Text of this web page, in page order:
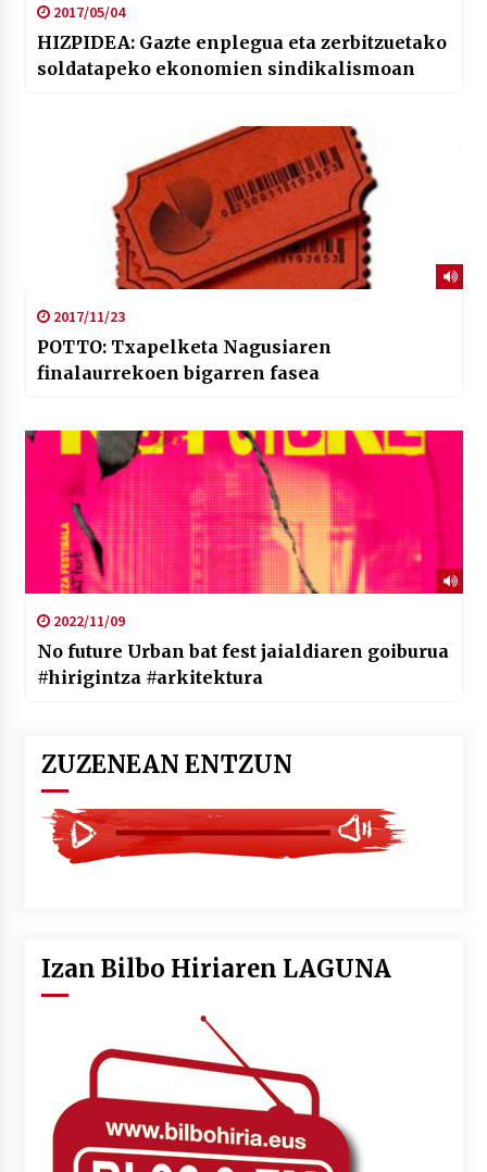
2017/05/04
HIZPIDEA: Gazte enplegua eta zerbitzuetako
soldatapeko ekonomien sindikalismoan
2017/11/23
POTTO: Txapelketa Nagusiaren
finalaurrekoen bigarren fasea
2022/11/09
No future Urban bat fest jaialdiaren goiburua
#hirigintza #arkitektura
ZUZENEAN ENTZUN
Izan Bilbo Hiriaren LAGUNA